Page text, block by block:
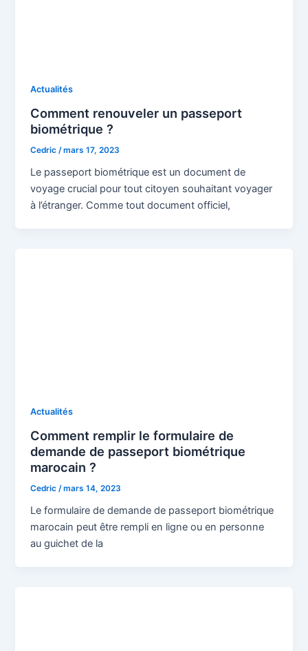
Actualités
Comment renouveler un passeport
biométrique ?
Cedric /mars 17, 2023
Le passeport biométrique est un document de
voyage crucial pour tout citoyen souhaitant voyager
à l’étranger. Comme tout document officiel,
Actualités
Comment remplir le formulaire de
demande de passeport biométrique
marocain ?
Cedric /mars 14, 2023
Le formulaire de demande de passeport biométrique
marocain peut être rempli en ligne ou en personne
au guichet de la